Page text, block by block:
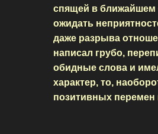
спящей в ближайшем
ожидать
даже разрыва
написал грубо,
обидные слова и
характер, то,
позитивных перемен